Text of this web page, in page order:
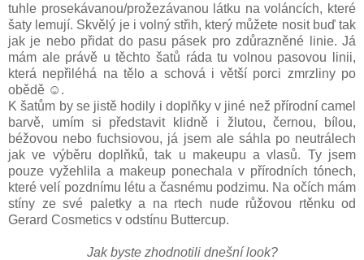
tuhle prosekávanou/prožezávanou látku na voláncích, které
šaty lemují. Skvělý je i volný střih, který můžete nosit buď tak
jak je nebo přidat do pasu pásek pro zdůrazněné linie. Já
mám ale právě u těchto šatů ráda tu volnou pasovou linii,
která nepřiléhá na tělo a schová i větší porci zmrzliny po
obědě ☺.
K šatům by se jistě hodily i doplňky v jiné než přírodní camel
barvě, umím si představit klidně i žlutou, černou, bílou,
béžovou nebo fuchsiovou, já jsem ale sáhla po neutrálech
jak ve výběru doplňků, tak u makeupu a vlasů. Ty jsem
pouze vyžehlila a makeup ponechala v přírodních tónech,
které velí pozdnímu létu a časnému podzimu. Na očích mám
stíny ze své paletky a na rtech nude růžovou rtěnku od
Gerard Cosmetics v odstínu Buttercup.
Jak byste zhodnotili dnešní look?